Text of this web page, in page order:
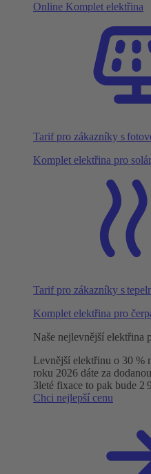
Online Komplet elektřina
Tarif pro zákazníky s
Komplet elektřina pro
Tarif pro zákazníky s
Komplet elektřina pro
Naše nejlevnější elektřina
Levnější elektřinu o 30 %
roku 2026 dáte za
3leté fixace to pak bude 2
Chci nejlepší cenu